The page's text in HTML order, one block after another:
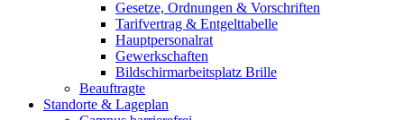
Gesetze, Ordnungen & Vorschriften
Tarifvertrag & Entgelttabelle
Hauptpersonalrat
Gewerkschaften
Bildschirmarbeitsplatz Brille
Beauftragte
Standorte & Lageplan